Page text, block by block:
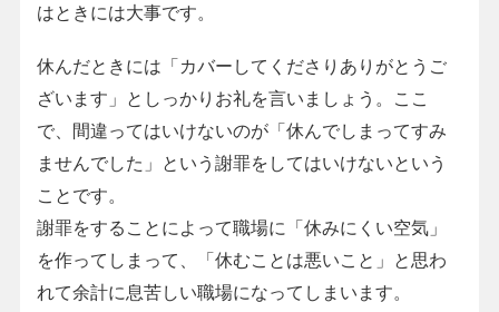
はときには大事です。
休んだときには「カバーしてくださりありがとうご
ざいます」としっかりお礼を言いましょう。ここ
で、間違ってはいけないのが「休んでしまってすみ
ませんでした」という謝罪をしてはいけないという
ことです。
謝罪をすることによって職場に「休みにくい空気」
を作ってしまって、「休むことは悪いこと」と思わ
れて余計に息苦しい職場になってしまいます。